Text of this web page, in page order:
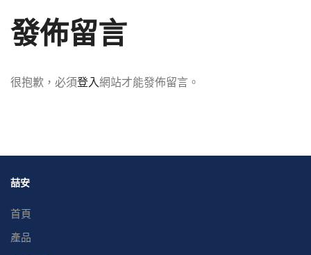
發佈留言
很抱歉，必須登入網站才能發佈留言。
喆安
首頁
產品